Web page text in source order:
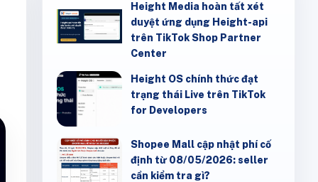
Height Media hoàn tất xét
duyệt ứng dụng Height-api
trên TikTok Shop Partner
Center
Height OS chính thức đạt
trạng thái Live trên TikTok
for Developers
Shopee Mall cập nhật phí cố
định từ 08/05/2026: seller
cần kiểm tra gì?